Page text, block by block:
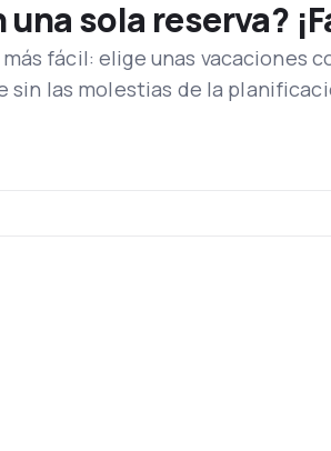
sola reserva?
fácil: elige unas vacaciones
sin las molestias de la